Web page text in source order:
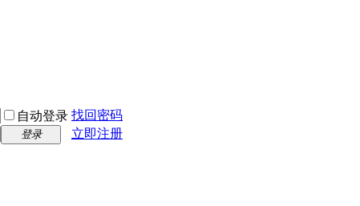
自动登录 找回密码
登录 立即注册